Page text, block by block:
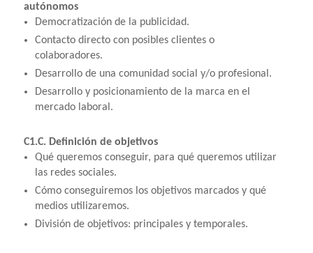
autónomos
Democratización de la publicidad.
Contacto directo con posibles clientes o
colaboradores.
Desarrollo de una comunidad social y/o profesional.
Desarrollo y posicionamiento de la marca en el
mercado laboral.
C1.C. Definición de objetivos
Qué queremos conseguir, para qué queremos utilizar
las redes sociales.
Cómo conseguiremos los objetivos marcados y qué
medios utilizaremos.
División de objetivos: principales y temporales.